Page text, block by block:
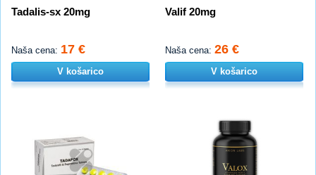
Tadalis-sx 20mg
Naša cena: 17 €
V košarico
Valif 20mg
Naša cena: 26 €
V košarico